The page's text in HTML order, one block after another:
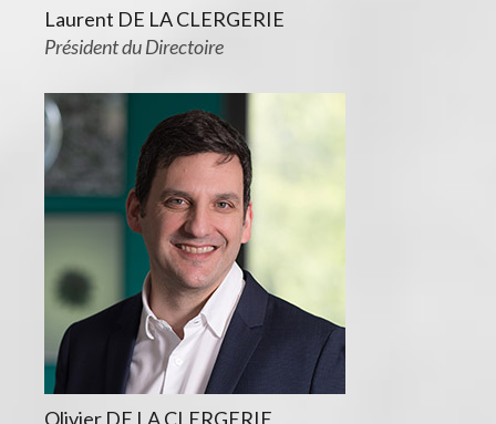
Laurent DE LA CLERGERIE
Président du Directoire
Olivier DE LA CLERGERIE